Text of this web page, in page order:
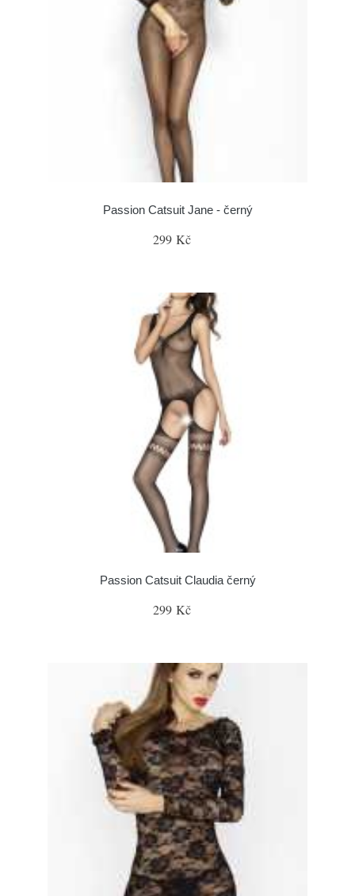
Passion Catsuit Jane - černý
299 Kč
Passion Catsuit Claudia černý
299 Kč